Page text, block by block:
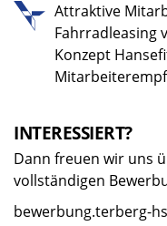
Attraktive
Fahrradleasing
Konzept
INTERESSIERT?
Dann freuen wir uns
vollständigen
bewerbung.terberg-